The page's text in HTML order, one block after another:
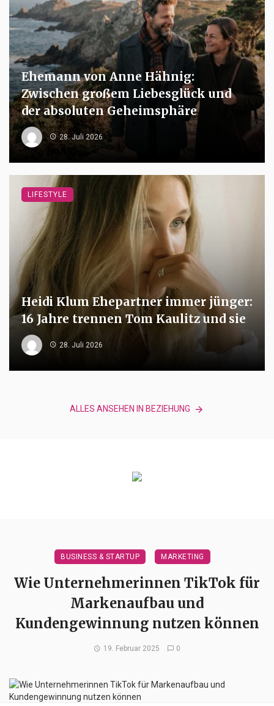
Ehemann von Anne Hähnig:
Zwischen großem Liebesglück und
der absoluten Geheimsphäre
28. Juli 2026
Heidi Klum Ehepartner immer jünger:
16 Jahre trennen Tom Kaulitz und sie
28. Juli 2026
LIFESTYLE
ALLES ANSEHEN IN BEZIEHUNG
BUSINESS & STARTUP MARKETING
Wie Unternehmerinnen TikTok für
Markenaufbau und
Kundengewinnung nutzen können
19. Februar 2025 0